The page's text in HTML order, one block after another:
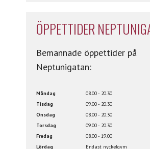
ÖPPETTIDER
Bemannade öppettider på
Neptunigatan:
Måndag
08.00 - 20.30
Tisdag
09.00 - 20.30
Onsdag
08.00 - 20.30
Torsdag
09.00 - 20.30
Fredag
08.00 - 19.00
Lördag
Endast nyckelgym